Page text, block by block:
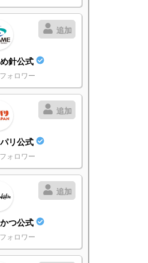
追加
針公式
フォロワー
追加
リ公式
フォロワー
追加
つ公式
フォロワー